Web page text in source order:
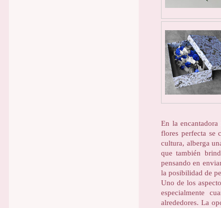
En la
flores perfecta se
cultura, alberga
que también
pensando en
la posibilidad de
Uno de los
especialmente
alrededores. La